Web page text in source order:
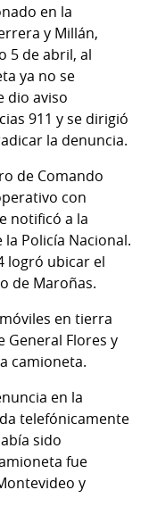
en la
y Millán,
5 de abril, al
ya no se
dio aviso
911 y se dirigió
la denuncia.
de Comando
con
notificó a la
Policía Nacional.
logró ubicar el
de Maroñas.
en tierra
General Flores y
camioneta.
en la
telefónicamente
sido
fue
y